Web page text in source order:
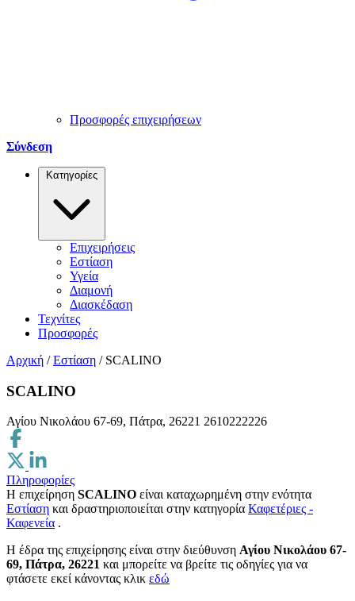
Προσφορές επιχειρήσεων
Σύνδεση
Κατηγορίες
Επιχειρήσεις
Εστίαση
Υγεία
Διαμονή
Διασκέδαση
Τεχνίτες
Προσφορές
Αρχική / Εστίαση / SCALINO
SCALINO
Αγίου Νικολάου 67-69, Πάτρα, 26221 2610222226
Πληροφορίες
Η επιχείρηση SCALINO είναι καταχωρημένη στην ενότητα
Εστίαση και δραστηριοποιείται στην κατηγορία Καφετέριες -
Καφενεία .
H έδρα της επιχείρησης είναι στην διεύθυνση Αγίου Νικολάου 67-
69, Πάτρα, 26221 και μπορείτε να βρείτε τις οδηγίες για να
φτάσετε εκεί κάνοντας κλικ εδώ